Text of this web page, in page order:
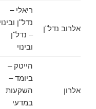
אלרוב נדל"ן
ריאלי –
נדל"ן ובינוי
– נדל"ן
ובינוי
אלרון
הייטק –
ביומד –
השקעות
במדעי